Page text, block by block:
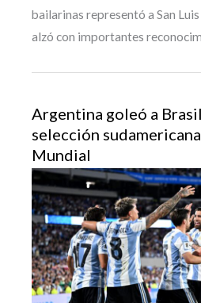
bailarinas representó a San
alzó con importantes
Argentina goleó a
selección
Mundial